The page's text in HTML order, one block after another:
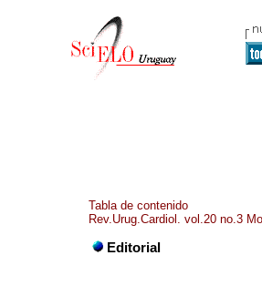
Tabla de contenido
Rev.Urug.Cardiol. vol.20 no.3
Editorial